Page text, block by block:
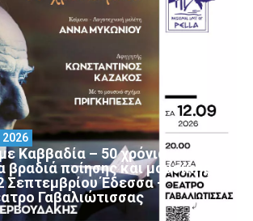
Καββαδία – 50 χρόνια
ποίησης και μουσικής
Σεπτεμβρίου Έδεσσα –
Γαβαλιώτισσας
2026